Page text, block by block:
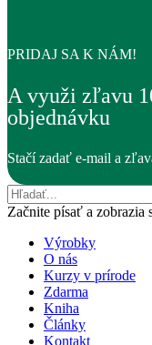
PRIDAJ SA K NÁM!
A využi zľavu
objednávku
Stačí zadať e-mail a
Začnite písať a zobrazia
Výrobky
O nás
Kurzy v prírode
Zdarma
Kniha
Články
Kontakt